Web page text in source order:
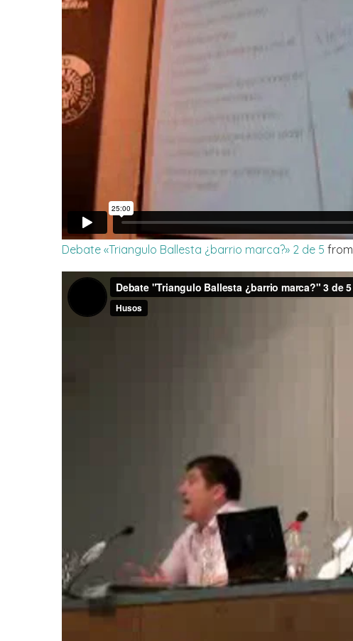
Debate «Triangulo Ballesta ¿barrio marca?» 2 de 5 from